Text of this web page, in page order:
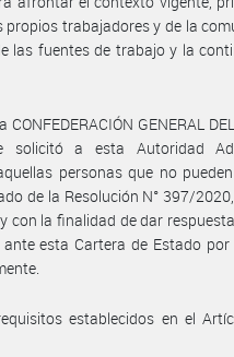
trabajadores y de la
las fuentes de trabajo y la
GENERAL
solicitó a esta Autoridad
personas que no
de la Resolución N° 397/
con la finalidad de dar
esta Cartera de Estado
establecidos en el